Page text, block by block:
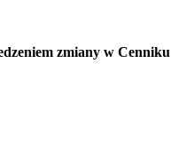
zmiany w Cenniku